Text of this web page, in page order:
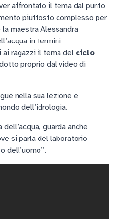
affrontato il tema dal punto
piuttosto complesso per
maestra Alessandra
in termini
ai ragazzi il tema del ciclo
proprio dal video di
nella sua lezione e
dell’idrologia.
guarda anche
si parla del laboratorio
dell’uomo”.